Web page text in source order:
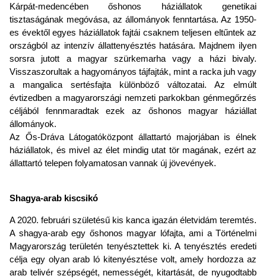
Kárpát-medencében őshonos háziállatok genetikai
tisztaságának megóvása, az állományok fenntartása. Az 1950-
es évektől egyes háziállatok fajtái csaknem teljesen eltűntek az
országból az intenzív állattenyésztés hatására. Majdnem ilyen
sorsra jutott a magyar szürkemarha vagy a házi bivaly.
Visszaszorultak a hagyományos tájfajták, mint a racka juh vagy
a mangalica sertésfajta különböző változatai. Az elmúlt
évtizedben a magyarországi nemzeti parkokban génmegőrzés
céljából fennmaradtak ezek az őshonos magyar háziállat
állományok.
Az Ős-Dráva Látogatóközpont állattartó majorjában is élnek
háziállatok, és mivel az élet mindig utat tör magának, ezért az
állattartó telepen folyamatosan vannak új jövevények.
Shagya-arab kiscsikó
A 2020. februári születésű kis kanca igazán életvidám teremtés.
A shagya-arab egy őshonos magyar lófajta, ami a Történelmi
Magyarország területén tenyésztettek ki. A tenyésztés eredeti
célja egy olyan arab ló kitenyésztése volt, amely hordozza az
arab telivér szépségét, nemességét, kitartását, de nyugodtabb